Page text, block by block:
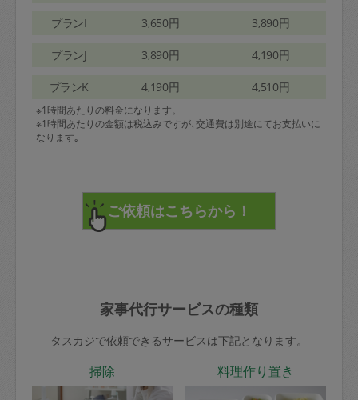
プランI 3,650円 3,890円
プランJ 3,890円 4,190円
プランK 4,190円 4,510円
※1時間あたりの料金になります。
※1時間あたりの金額は税込みですが､交通費は別途にてお支払いに
なります｡
家事代行サービスの種類
タスカジで依頼できるサービスは下記となります。
掃除 料理作り置き